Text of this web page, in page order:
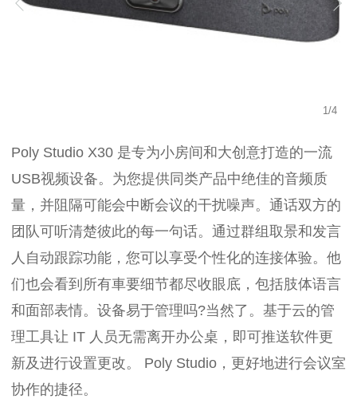
1/4
Poly Studio X30 是专为小房间和大创意打造的一流
USB视频设备。为您提供同类产品中绝佳的音频质
量，并阻隔可能会中断会议的干扰噪声。通话双方的
团队可听清楚彼此的每一句话。通过群组取景和发言
人自动跟踪功能，您可以享受个性化的连接体验。他
们也会看到所有車要细节都尽收眼底，包括肢体语言
和面部表情。设备易于管理吗?当然了。基于云的管
理工具让 IT 人员无需离开办公桌，即可推送软件更
新及进行设置更改。 Poly Studio，更好地进行会议室
协作的捷径。